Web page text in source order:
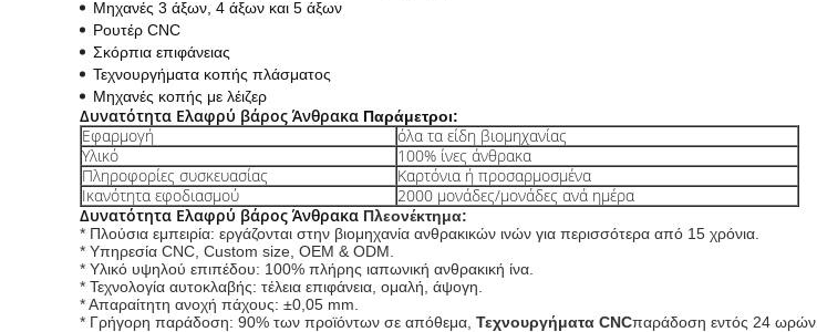
Μηχανές 3 άξων, 4 άξων και 5 άξων
Ρουτέρ CNC
Σκόρπια επιφάνειας
Τεχνουργήματα κοπής πλάσματος
Μηχανές κοπής με λέιζερ
Δυνατότητα Ελαφρύ βάρος Άνθρακα Παράμετροι:
Εφαρμογή
όλα τα είδη βιομηχανίας
Υλικό
100% ίνες άνθρακα
Πληροφορίες συσκευασίας
Καρτόνια ή προσαρμοσμένα
Ικανότητα εφοδιασμού
2000 μονάδες/μονάδες ανά ημέρα
Δυνατότητα Ελαφρύ βάρος Άνθρακα Πλεονέκτημα:
* Πλούσια εμπειρία: εργάζονται στην βιομηχανία ανθρακικών ινών για περισσότερα από 15 χρόνια.
* Υπηρεσία CNC, Custom size, OEM & ODM.
* Υλικό υψηλού επιπέδου: 100% πλήρης ιαπωνική ανθρακική ίνα.
* Τεχνολογία αυτοκλαβής: τέλεια επιφάνεια, ομαλή, άψογη.
* Απαραίτητη ανοχή πάχους: ±0,05 mm.
* Γρήγορη παράδοση: 90% των προϊόντων σε απόθεμα, Τεχνουργήματα CNCπαράδοση εντός 24 ωρών.